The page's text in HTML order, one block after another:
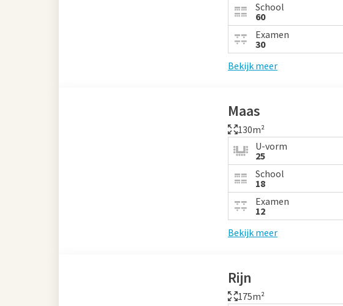
School
60
Examen
30
Bekijk meer
Maas
130m²
U-vorm
25
School
18
Examen
12
Bekijk meer
Rijn
175m²